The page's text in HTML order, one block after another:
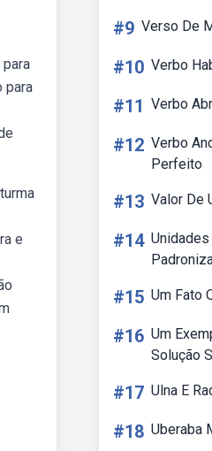
para
e
#9 Verso De
#10 Verbo
#11 Verbo
#12 Verbo
Perfeito
#13 Valor De
#14
#15 Um Fato
#16 Um
Solução
#17 Ulna E
#18 Uberaba